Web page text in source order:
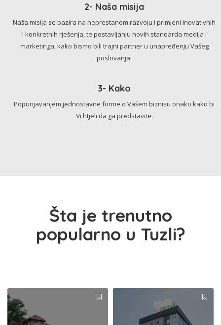
2- Naša misija
Naša misija se bazira na neprestanom razvoju i primjeni inovativnih
i konkretnih rješenja, te postavljanju novih standarda medija i
marketinga, kako bismo bili trajni partner u unapređenju Vašeg
poslovanja.
3- Kako
Popunjavanjem jednostavne forme o Vašem biznisu onako kako bi
Vi htjeli da ga predstavite.
Šta je trenutno
popularno u Tuzli?